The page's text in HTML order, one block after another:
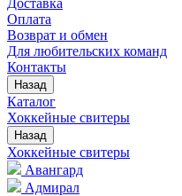
Доставка
Оплата
Возврат и обмен
Для любительских команд
Контакты
Назад
Каталог
Хоккейные свитеры
Назад
Хоккейные свитеры
Авангард
Адмирал